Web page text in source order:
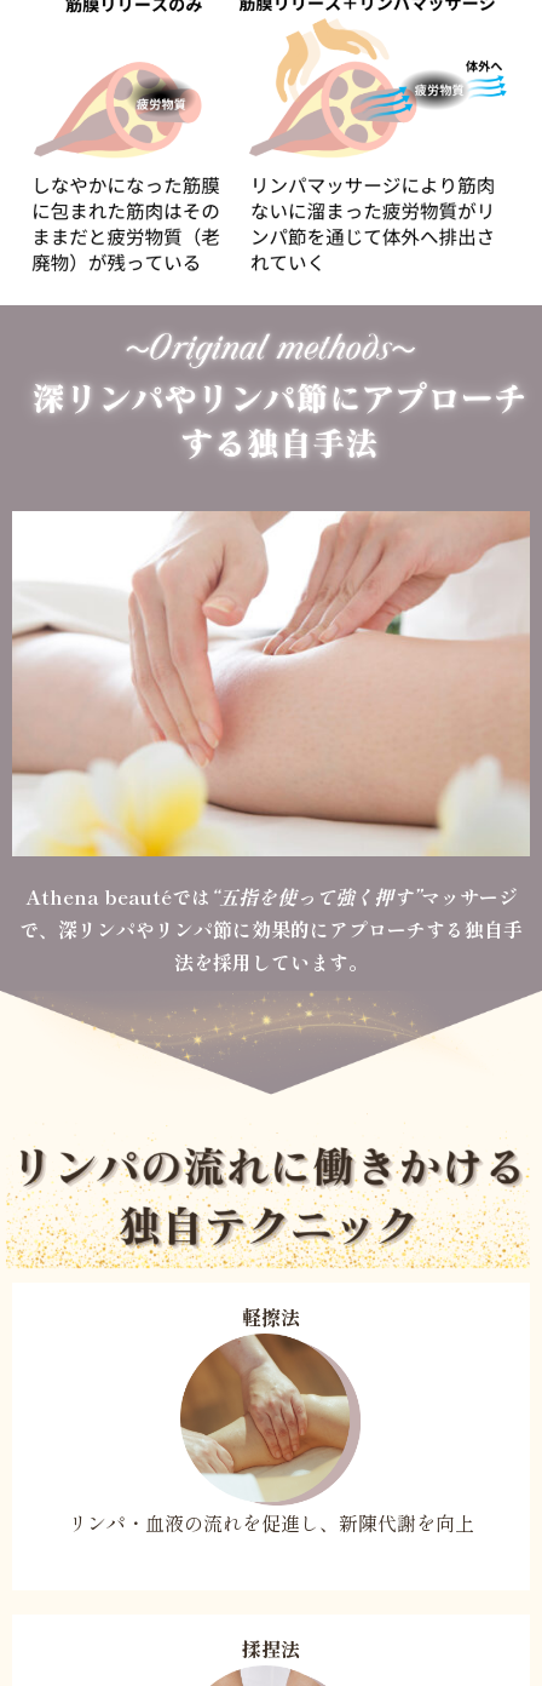
Athena beautéでは “五指を使って強く押す”マッサージ
で、 深リンパやリンパ節に効果的にアプローチする 独自手
法を採用しています。
軽擦法
リンパ・血液の流れを促進し、 新陳代謝を向上
揉捏法